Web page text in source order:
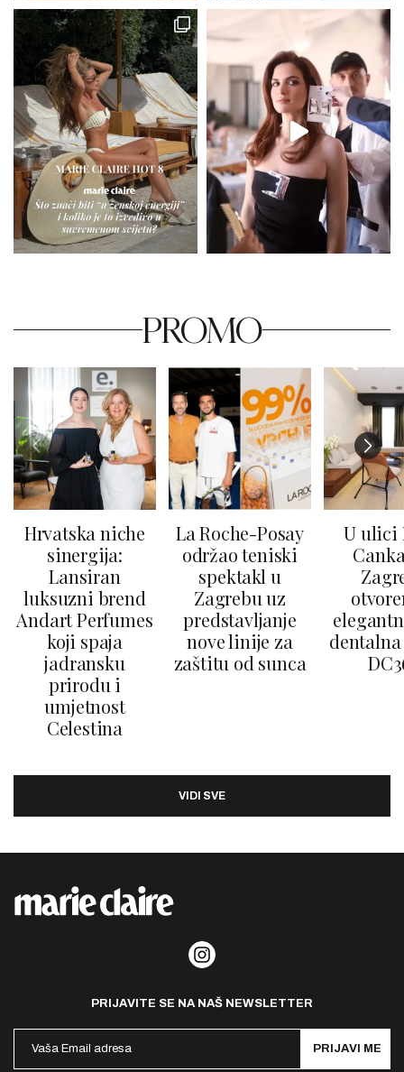
PROMO
Hrvatska niche
sinergija:
Lansiran
luksuzni brend
Andart Perfumes
koji spaja
jadransku
prirodu i
umjetnost
Celestina
La Roche-Posay
održao teniski
spektakl u
Zagrebu uz
predstavljanje
nove linije za
zaštitu od sunca
U ulici
VIDI SVE
PRIJAVITE SE NA NAŠ NEWSLETTER
PRIJAVI ME